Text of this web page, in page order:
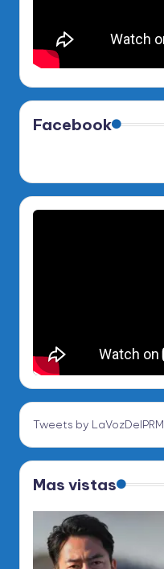
Facebook
Tweets by LaVozDelPRM
Mas vistas